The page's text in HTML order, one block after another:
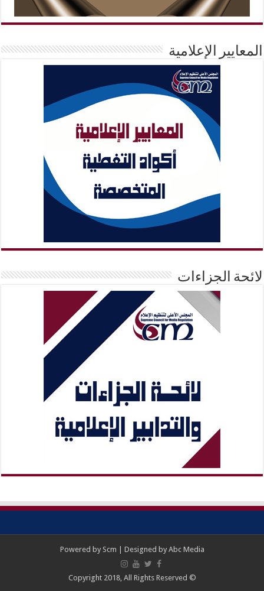
المعايير الإعلامية
لائحة الجزاءات
Powered by Scm | Designed by Abc Media
© Copyright 2018, All Rights Reserved